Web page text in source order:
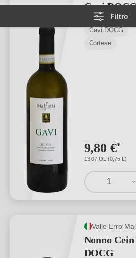
Filtro
Gavi
Gavi DOCG
Cortese
9,80 €*
13,07 €/L (0,75 L)
1
Valle Erro
Nonno
DOCG